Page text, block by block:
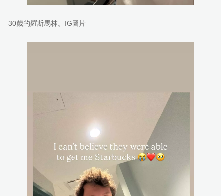
30歲的羅斯馬林。IG圖片